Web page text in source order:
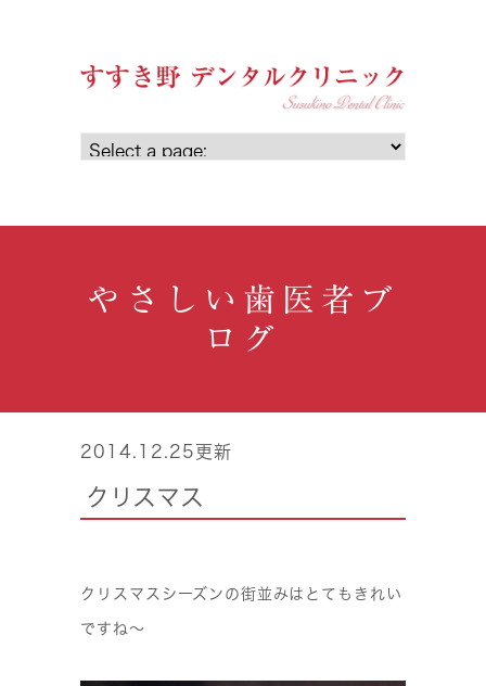
やさしい歯医者ブ
ログ
2014.12.25更新
クリスマス
クリスマスシーズンの街並みはとてもきれい
ですね〜